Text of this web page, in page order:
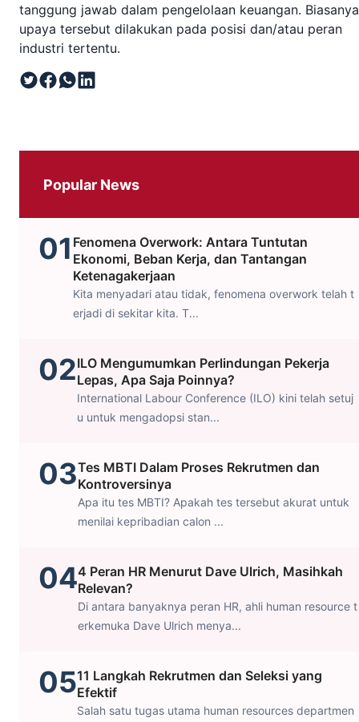
tanggung jawab dalam pengelolaan keuangan.
upaya tersebut dilakukan pada posisi dan/atau peran
industri tertentu.
Popular News
01 Fenomena Overwork: Antara Tuntutan
Ekonomi, Beban Kerja, dan Tantangan
Ketenagakerjaan
Kita menyadari atau tidak, fenomena overwork telah t
erjadi di sekitar kita. T...
02ILO Mengumumkan Perlindungan Pekerja
Lepas, Apa Saja Poinnya?
International Labour Conference (ILO) kini telah setuj
u untuk mengadopsi stan...
03Tes MBTI Dalam Proses Rekrutmen dan
Kontroversinya
Apa itu tes MBTI? Apakah tes tersebut akurat untuk
menilai kepribadian calon ...
044 Peran HR Menurut Dave Ulrich, Masihkah
Relevan?
Di antara banyaknya peran HR, ahli human resource t
erkemuka Dave Ulrich menya...
0511 Langkah Rekrutmen dan Seleksi yang
Efektif
Salah satu tugas utama human resources departmen